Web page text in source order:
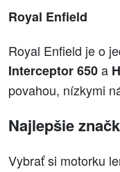
Royal Enfield
Royal Enfield je o
Interceptor 650a
povahou, nízkymi
Najlepšie
Vybrať si motorku